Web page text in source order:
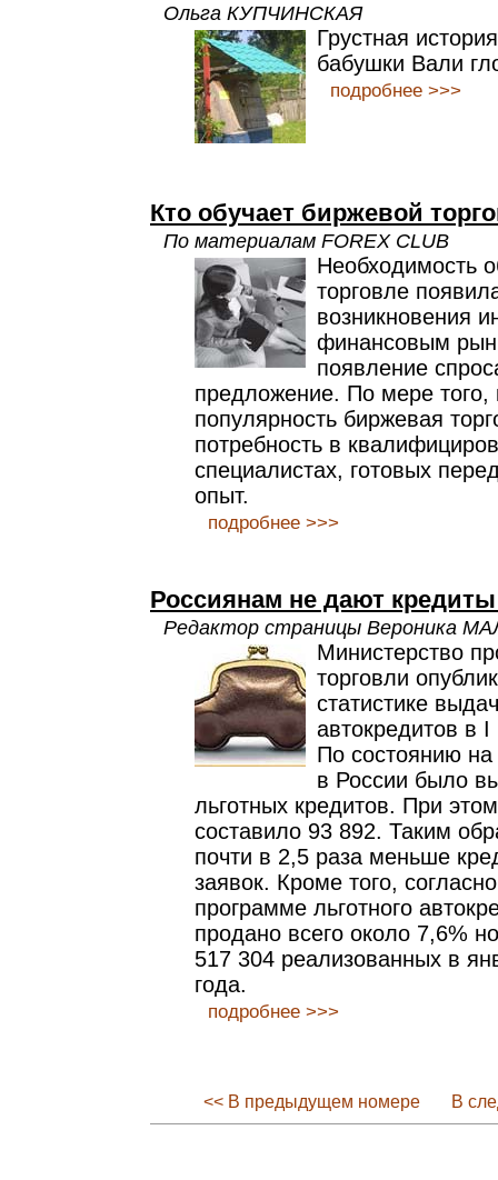
Ольга КУПЧИНСКАЯ
Грустная
бабушки Вали
подробнее >>>
Кто обучает биржевой
По материалам FOREX CLUB
Необходимость
торговле
возникновения
финансовым
появление
предложение. По мере того,
популярность биржевая
потребность в
специалистах, готовых
опыт.
подробнее >>>
Россиянам не дают
Редактор страницы Вероника
Министерство
торговли
статистике
автокредитов в I
По состоянию на
в России было
льготных кредитов. При
составило 93 892. Таким
почти в 2,5 раза меньше
заявок. Кроме того,
программе льготного
продано всего около 7,6%
517 304 реализованных в
года.
подробнее >>>
<< В предыдущем номере В